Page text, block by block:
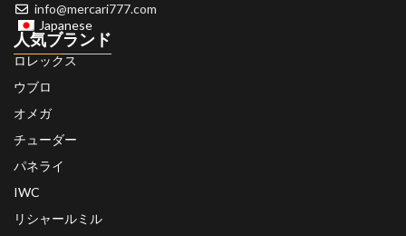
info@mercari777.com
Japanese
人気ブランド
ロレックス
ウブロ
オメガ
チューダー
パネライ
IWC
リシャールミル